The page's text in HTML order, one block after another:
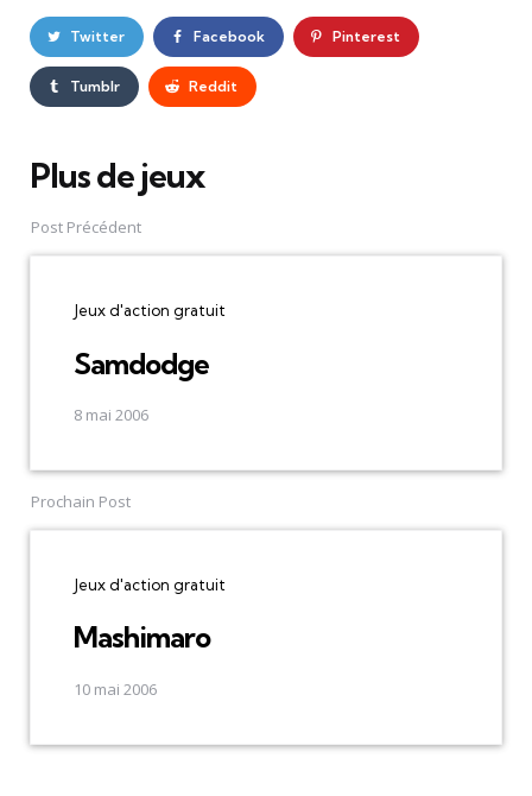
Twitter Facebook Pinterest
Tumblr Reddit
Plus de jeux
Post
navigation
Post Précédent
Jeux d'action gratuit
Samdodge
8 mai 2006
Prochain Post
Jeux d'action gratuit
Mashimaro
10 mai 2006